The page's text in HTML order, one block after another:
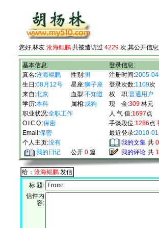
您好,林友 沧海鲲鹏 共被造访过 4229 次,其公开信
基本信息:
登录信息:
真名:沧海鲲鹏 性别:男 注册时间:2005-
生日:08月12号 星座:狮子座 登录次数:1109次
来自:北京 血型:不知道 权 职:普通用户
学历:本科 属相:戌狗 现 金:309 林元
职业状况:全职工作 人 气 值:1697点
OICQ :保密 手谈段位:1286点
Email:保密 最近登录:2010-
个人主页:没有 我的文集 共 0
我的日记
公开 0 篇 我的评论 共
给： 沧海鲲鹏 发信
标 题:
信件内
容: